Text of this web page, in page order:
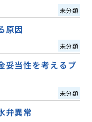
未分類
原因
未分類
妥当性を考えるブ
未分類
弁異常